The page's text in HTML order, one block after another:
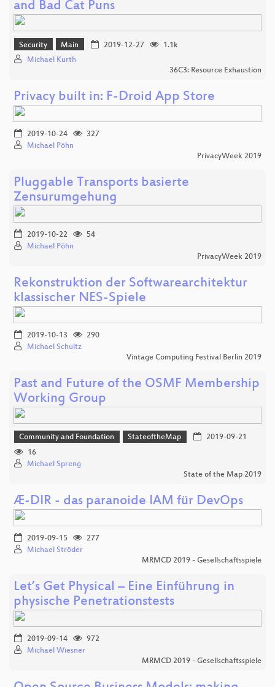
and Bad Cat Puns
Security Main 2019-12-27
1.1k
Michael Kurth
36C3: Resource Exhaustion
Privacy built in: F-Droid App Store
2019-10-24
327
Michael Pöhn
PrivacyWeek 2019
Pluggable Transports basierte
Zensurumgehung
2019-10-22
54
Michael Pöhn
PrivacyWeek 2019
Rekonstruktion der Softwarearchitektur
klassischer NES-Spiele
2019-10-13
290
Michael Schultz
Vintage Computing Festival Berlin 2019
Past and Future of the OSMF Membership
Working Group
Community and Foundation StateoftheMap
2019-09-21
16
Michael Spreng
State of the Map 2019
Æ-DIR - das paranoide IAM für DevOps
2019-09-15
277
Michael Ströder
MRMCD 2019 - Gesellschaftsspiele
Let’s Get Physical – Eine Einführung in
physische Penetrationstests
2019-09-14
972
Michael Wiesner
MRMCD 2019 - Gesellschaftsspiele